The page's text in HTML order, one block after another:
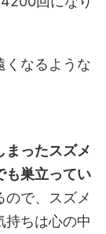
くなるような
まったスズメ
も巣立ってい
ので、スズメ
持ちは心の中